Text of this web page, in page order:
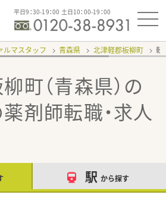
平日9：30-19：00 土日10：00-19：00
ルマスタッフ 青森県 北津軽郡板柳町 転
町（青森県）の
剤師転職・求人
駅 から探す